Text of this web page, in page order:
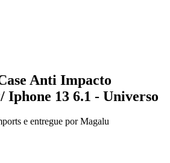
Anti Impacto
Iphone 13 6.1 - Universo
e entregue por Magalu